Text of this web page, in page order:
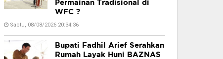
Permainan Tradisional di
WFC ?
Sabtu, 08/08/2026 20:34:36
Bupati Fadhil Arief Serahkan
Rumah Layak Huni BAZNAS